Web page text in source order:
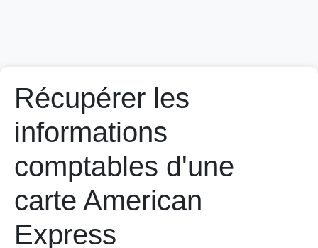
Récupérer les
informations
comptables d'une
carte American
Express